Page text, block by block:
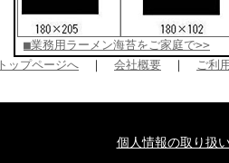
■業務用ラーメン海苔をご家庭で>>
トップページへ ｜ 会社概要 ｜ ご利
個人情報の取り扱